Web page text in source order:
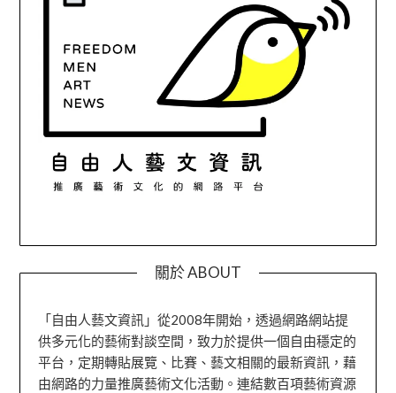
關於 ABOUT
「自由人藝文資訊」從2008年開始，透過網路網站提
供多元化的藝術對談空間，致力於提供一個自由穩定的
平台，定期轉貼展覽、比賽、藝文相關的最新資訊，藉
由網路的力量推廣藝術文化活動。連結數百項藝術資源